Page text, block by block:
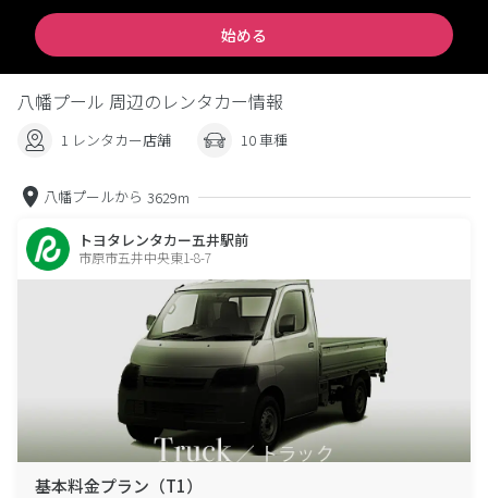
始める
八幡プール 周辺のレンタカー情報
1 レンタカー店舗 10 車種
八幡プールから 3629m
トヨタレンタカー五井駅前
市原市五井中央東1-8-7
基本料金プラン（T1）